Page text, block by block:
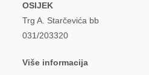
OSIJEK
Trg A. Starčevića bb
031/203320
Više informacija